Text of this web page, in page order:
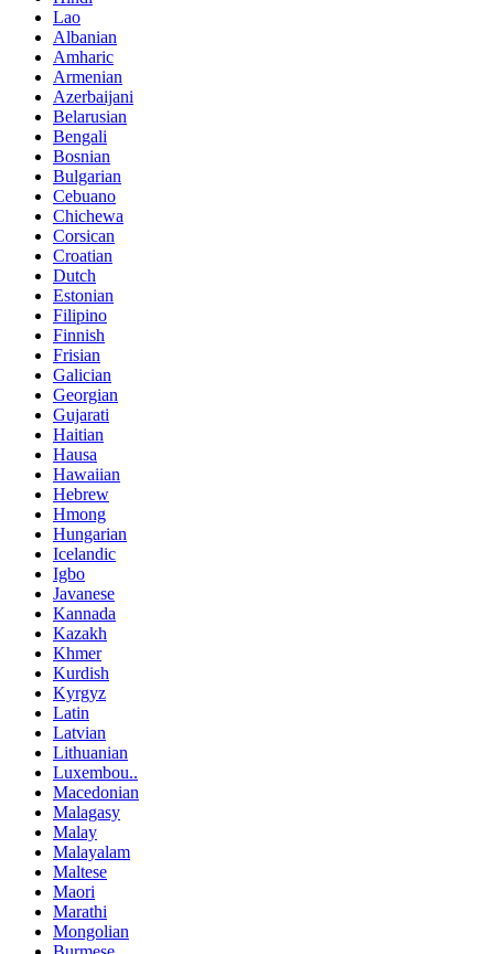
Lao
Albanian
Amharic
Armenian
Azerbaijani
Belarusian
Bengali
Bosnian
Bulgarian
Cebuano
Chichewa
Corsican
Croatian
Dutch
Estonian
Filipino
Finnish
Frisian
Galician
Georgian
Gujarati
Haitian
Hausa
Hawaiian
Hebrew
Hmong
Hungarian
Icelandic
Igbo
Javanese
Kannada
Kazakh
Khmer
Kurdish
Kyrgyz
Latin
Latvian
Lithuanian
Luxembou..
Macedonian
Malagasy
Malay
Malayalam
Maltese
Maori
Marathi
Mongolian